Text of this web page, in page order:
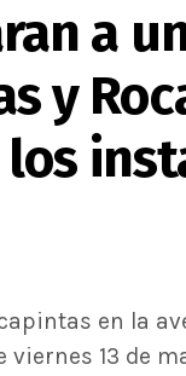
a
y
los
en la
13 de